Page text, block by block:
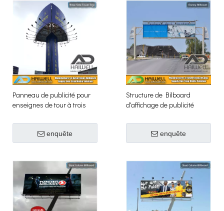
Panneau de publicité pour
enseignes de tour à trois
enquête
Structure de Bilboard
d'affichage de publicité
route
enquête